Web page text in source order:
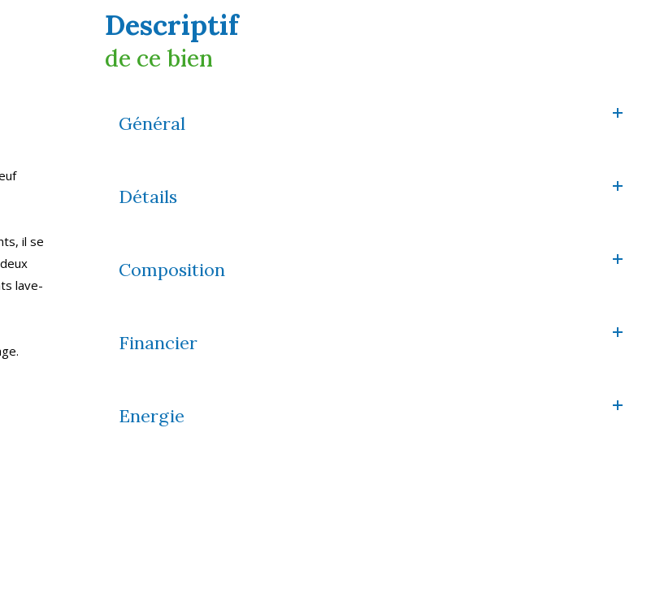
il se
lave-
descriptif
de ce bien
Général
Détails
Composition
Financier
Energie